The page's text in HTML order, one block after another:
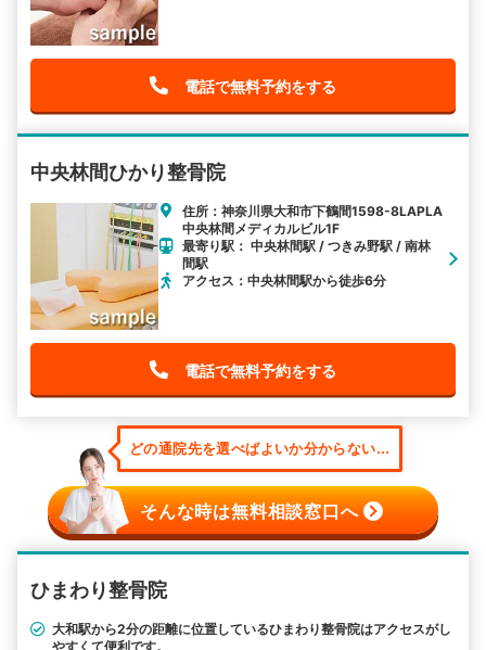
電話で無料予約をする
中央林間ひかり整骨院
住所：神奈川県大和市下鶴間1598-8LAPLA
中央林間メディカルビル1F
最寄り駅： 中央林間駅 / つきみ野駅 / 南林
間駅
アクセス：中央林間駅から徒歩6分
電話で無料予約をする
どの通院先を選べばよいか分からない...
そんな時は無料相談窓口へ
ひまわり整骨院
大和駅から2分の距離に位置しているひまわり整骨院はアクセスがし
やすくて便利です。